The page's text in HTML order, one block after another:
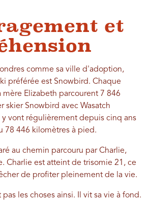
et
comme sa ville d'adoption,
préférée est Snowbird. Chaque
mère Elizabeth parcourent 7 846
skier Snowbird avec Wasatch
y vont régulièrement depuis cinq ans
78 446 kilomètres à pied.
au chemin parcouru par Charlie,
Charlie est atteint de trisomie 21, ce
de profiter pleinement de la vie.
pas les choses ainsi. Il vit sa vie à fond.